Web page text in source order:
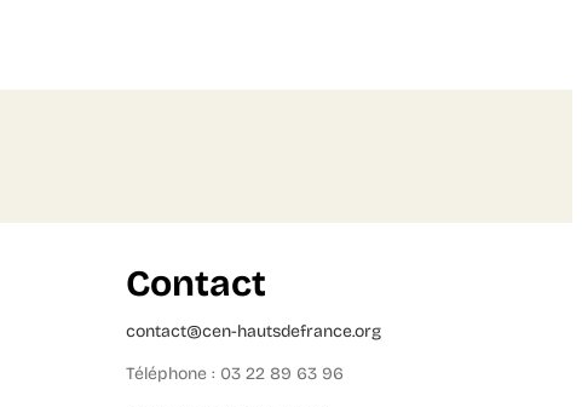
Contact
contact@cen-hautsdefrance.org
Téléphone : 03 22 89 63 96